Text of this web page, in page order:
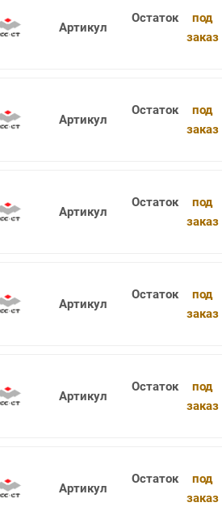
1736SU05C-0550 KDG303
под
заказ
1736SU05C-0555 KDG303
под
заказ
1736SU05C-0560 KDG303
под
заказ
1736SU05C-0570 KDG303
под
заказ
1736SU05C-0580 KDG303
под
заказ
1736SU05C-0590 KDG303
под
заказ